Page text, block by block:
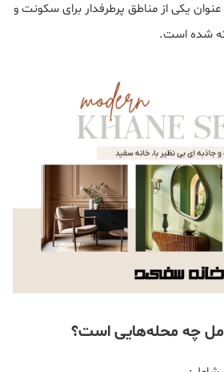
به عنوان یکی از مناطق پرطرفدار برای سکونت و
شده است.